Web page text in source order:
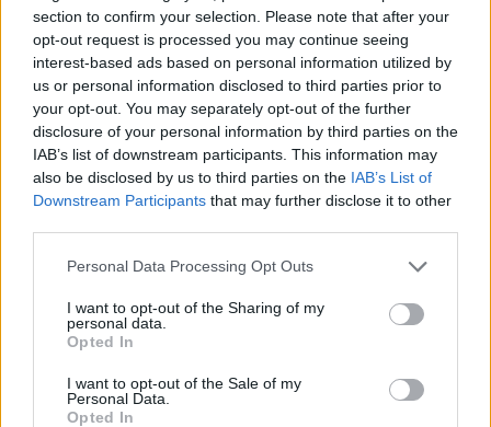
section to confirm your selection. Please note that after your
opt-out request is processed you may continue seeing
interest-based ads based on personal information utilized by
us or personal information disclosed to third parties prior to
your opt-out. You may separately opt-out of the further
disclosure of your personal information by third parties on the
IAB’s list of downstream participants. This information may
also be disclosed by us to third parties on the IAB’s List of
Downstream Participants that may further disclose it to other
Please note that this website/app uses one or more Google
not limited to your visit or usage behaviour. You may click to
grant or deny consent to Google and its third-party tags to
use your data for below specified purposes in below Google
consent section.
Personal Data Processing Opt Outs
I want to opt-out of the Sharing of my
personal data.
Opted In
I want to opt-out of the Sale of my
Personal Data.
Opted In
– Κριτήρια: Κανένα
Κατανάλωση έως 500 kWh/μήνα: